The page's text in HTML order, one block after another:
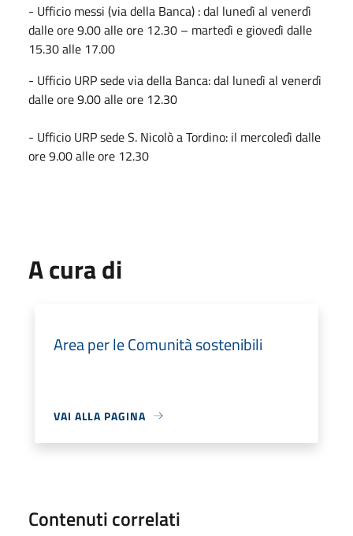
- Ufficio messi (via della Banca) : dal lunedì al venerdì
dalle ore 9.00 alle ore 12.30 – martedì e giovedì dalle
15.30 alle 17.00
- Ufficio URP sede via della Banca: dal lunedì al venerdì
dalle ore 9.00 alle ore 12.30
- Ufficio URP sede S. Nicolò a Tordino: il mercoledì dalle
ore 9.00 alle ore 12.30
A cura di
Area per le Comunità sostenibili
VAI ALLA PAGINA
Contenuti correlati